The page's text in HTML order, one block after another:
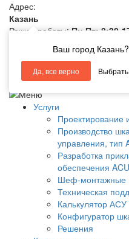
Адрес:
Казань
Ваш город Казань?
Да, все верно Выбрать
Режим работы: Пн-Пт: 8:30-
+7 (843) 210-18-28
ЭФФЕКТИВНЫЕ РЕШЕНИЯ
Услуги
Проектирование
Производство
управления, тип
Разработка
обеспечения
Шеф-монтажные
Техническая
Калькулятор
Конфигуратор
Решения